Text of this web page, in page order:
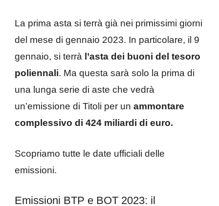
La prima asta si terrà già nei primissimi giorni
del mese di gennaio 2023. In particolare, il 9
gennaio, si terrà l’asta dei buoni del tesoro
poliennali. Ma questa sarà solo la prima di
una lunga serie di aste che vedrà
un’emissione di Titoli per un ammontare
complessivo di 424 miliardi di euro.
Scopriamo tutte le date ufficiali delle
emissioni.
Emissioni BTP e BOT 2023: il